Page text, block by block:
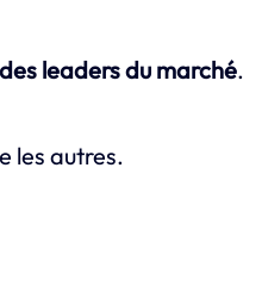
leaders du marché.
les autres.